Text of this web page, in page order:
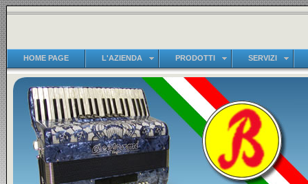
HOME PAGE L'AZIENDA PRODOTTI SERVIZI